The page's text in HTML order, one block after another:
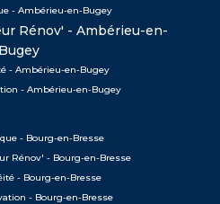
- Ambérieu-en-Bugey
Rénov' - Ambérieu-en-
Bugey
- Ambérieu-en-Bugey
- Ambérieu-en-Bugey
- Bourg-en-Bresse
Rénov' - Bourg-en-Bresse
- Bourg-en-Bresse
- Bourg-en-Bresse